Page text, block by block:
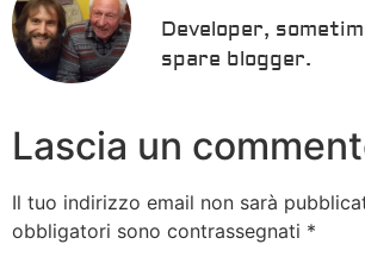
Developer,
spare blogger.
Lascia un
Il tuo indirizzo email non sarà
obbligatori sono contrassegnati *